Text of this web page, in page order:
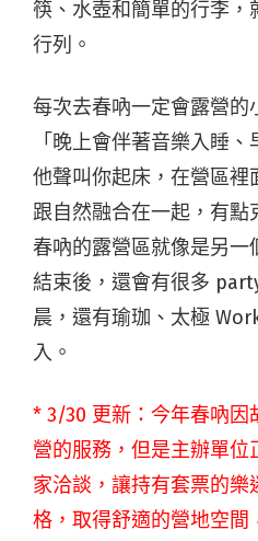
筷、水壺和簡單的行李，
行列。
每次去春吶一定會露營的
「晚上會伴著音樂入睡
他聲叫你起床，在營區裡
跟自然融合在一起，有點
春吶的露營區就像是另一
結束後，還會有很多
晨，還有瑜珈、太極
入。
* 3/30 更新：今年春吶因
營的服務，但是主辦單位
家洽談，讓持有套票的樂
格，取得舒適的營地空間